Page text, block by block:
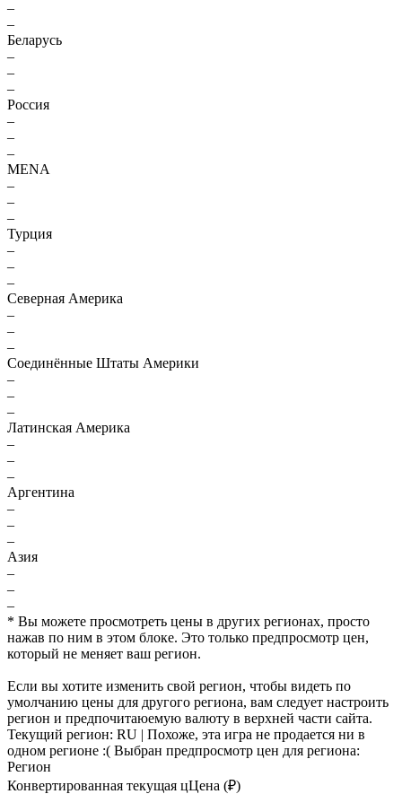
–
–
Беларусь
–
–
–
Россия
–
–
–
MENA
–
–
–
Турция
–
–
–
Северная Америка
–
–
–
Соединённые Штаты Америки
–
–
–
Латинская Америка
–
–
–
Аргентина
–
–
–
Азия
–
–
–
* Вы можете просмотреть цены в других регионах, просто
нажав по ним в этом блоке. Это только предпросмотр цен,
который не меняет ваш регион.
Если вы хотите изменить свой регион, чтобы видеть по
умолчанию цены для другого региона, вам следует настроить
регион и предпочитаюемую валюту в верхней части сайта.
Текущий регион: RU | Похоже, эта игра не продается ни в
одном регионе :( Выбран предпросмотр цен для региона:
Регион
Конвертированная текущая цЦена (₽)